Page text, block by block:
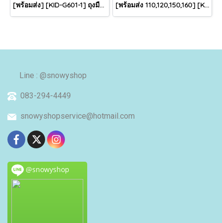
[พร้อมส่ง] [KID-G601-1] ถุงมือกันหนาวเด็กสีชมพูอ่อน ซับขนด้านใน ใส่กันหนาวเล่นหิมะได้ (เหมาะสำหรับเด็ก 3-5ขวบ) [พร้อมส่ง 110,120,150,160] [KID-C5040-2] เสื้อโค้ทกันหนาวเด็กขนเป็ดสีขาว แขนยาว มีกระเป๋าสองข้าง แบบซิปด้านหน้า หมวกฮู้ดติดเฟอร์ฟรุ้งฟริ้งใส่ติดลบกันหนาว เล่นหิมะได้ค่ะ
Line : @snowyshop
083-294-4449
snowyshopservice@hotmail.com
@snowyshop